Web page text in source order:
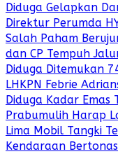
Diduga Gelapkan
Direktur Perumda
Salah Paham
dan CP Tempuh
Diduga Ditemukan
LHKPN Febrie
Diduga Kadar Emas
Prabumulih Harap
Lima Mobil Tangki
Kendaraan